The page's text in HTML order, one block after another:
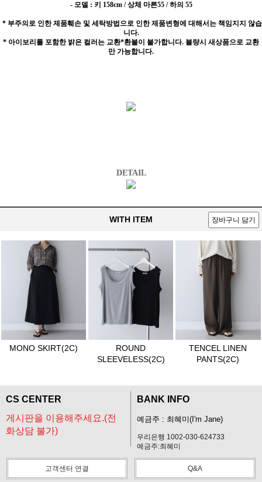
- 모델 : 키 158cm / 상체 마른55 / 하의 55
* 부주의로 인한 제품훼손 및 세탁방법으로 인한 제품변형에 대해서는 책임지지 않습
니다.
* 아이보리를 포함한 밝은 컬러는 교환*환불이 불가합니다. 불량시 새상품으로 교환
만 가능합니다.
DETAIL
WITH ITEM 장바구니 담기
MONO SKIRT(2C)
ROUND
SLEEVELESS(2C)
TENCEL LINEN
PANTS(2C)
CS CENTER
게시판을 이용해주세요.(전
화상담 불가)
BANK INFO
예금주 : 최혜미(I'm Jane)
우리은행 1002-030-624733
예금주:최혜미
고객센터 연결 Q&A